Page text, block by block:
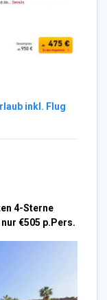
inkl. Flug
4-Sterne
€505 p.Pers.